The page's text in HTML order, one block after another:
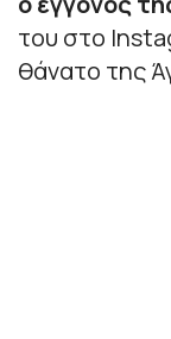
του στο
θάνατο της